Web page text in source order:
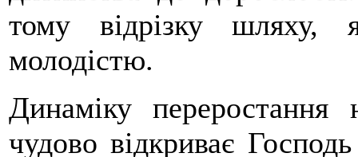
тому відрізку шляху,
молодістю.
Динаміку переростання
чудово відкриває